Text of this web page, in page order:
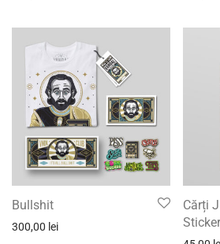
Bullshit
300,00 lei
Cărți